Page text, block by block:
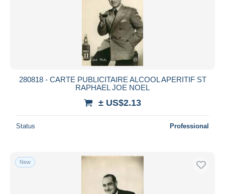
280818 - CARTE PUBLICITAIRE ALCOOL APERITIF ST
RAPHAEL JOE NOEL
± US$2.13
Status Professional
New